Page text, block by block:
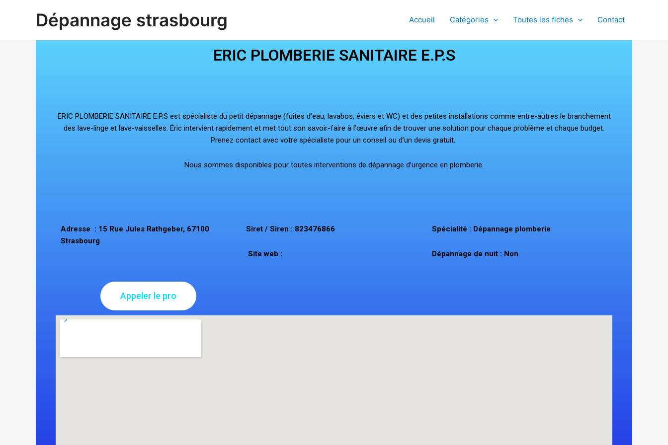
Dépannage strasbourg Accueil Catégories Toutes les fiches Contact
ERIC PLOMBERIE SANITAIRE E.P.S
ERIC PLOMBERIE SANITAIRE E.P.S est spécialiste du petit dépannage (fuites d’eau, lavabos, éviers et WC) et des petites installations comme entre-autres le branchement
des lave-linge et lave-vaisselles. Éric intervient rapidement et met tout son savoir-faire à l’œuvre afin de trouver une solution pour chaque problème et chaque budget.
Prenez contact avec votre spécialiste pour un conseil ou d’un devis gratuit.
Nous sommes disponibles pour toutes interventions de dépannage d’urgence en plomberie.
Adresse : 15 Rue Jules Rathgeber, 67100
Strasbourg
Appeler le pro
Siret / Siren : 823476866
Site web :
Spécialité : Dépannage plomberie
Dépannage de nuit : Non